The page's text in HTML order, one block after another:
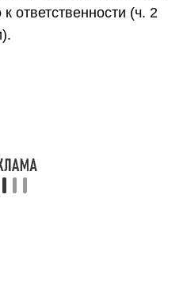
ответственности (ч. 2